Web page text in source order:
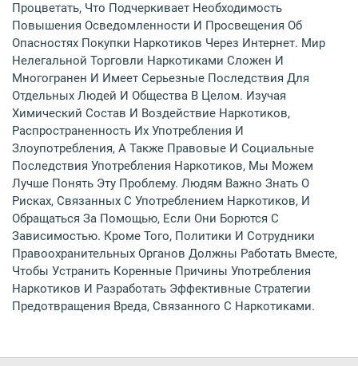
Процветать, Что Подчеркивает Необходимость
Повышения Осведомленности И Просвещения Об
Опасностях Покупки Наркотиков Через Интернет. Мир
Нелегальной Торговли Наркотиками Сложен И
Многогранен И Имеет Серьезные Последствия Для
Отдельных Людей И Общества В Целом. Изучая
Химический Состав И Воздействие Наркотиков,
Распространенность Их Употребления И
Злоупотребления, А Также Правовые И Социальные
Последствия Употребления Наркотиков, Мы Можем
Лучше Понять Эту Проблему. Людям Важно Знать О
Рисках, Связанных С Употреблением Наркотиков, И
Обращаться За Помощью, Если Они Борются С
Зависимостью. Кроме Того, Политики И Сотрудники
Правоохранительных Органов Должны Работать Вместе,
Чтобы Устранить Коренные Причины Употребления
Наркотиков И Разработать Эффективные Стратегии
Предотвращения Вреда, Связанного С Наркотиками.